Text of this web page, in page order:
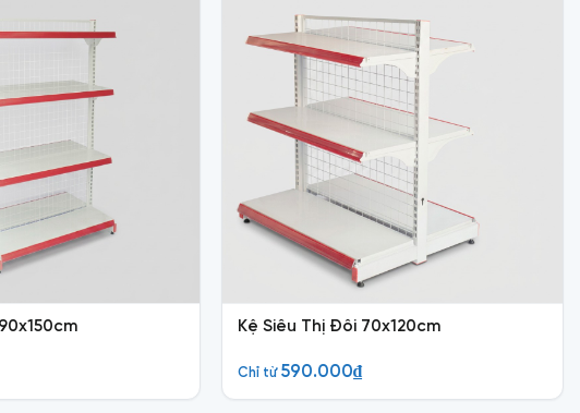
Kệ Siêu Thị Đôi 70x120cm
Chỉ từ590.000₫